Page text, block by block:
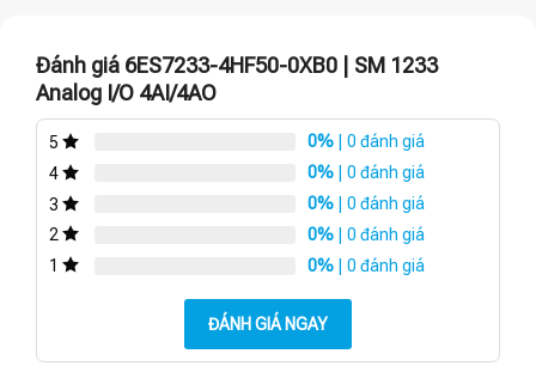
Đánh giá 6ES7233-4HF50-0XB0 | SM 1233
Analog I/O 4AI/4AO
5 0% | 0 đánh giá
4
0% | 0 đánh giá
3
0% | 0 đánh giá
2
0% | 0 đánh giá
1
0% | 0 đánh giá
ĐÁNH GIÁ NGAY